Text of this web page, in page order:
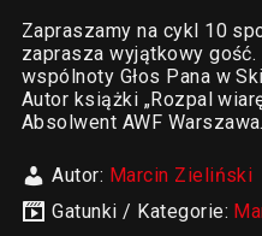
Zapraszamy na cykl 10
zaprasza wyjątkowy
wspólnoty Głos Pana w
Autor książki „Rozpal
Absolwent AWF Warszawa.
Autor: Marcin Zieliński
Gatunki / Kategorie: